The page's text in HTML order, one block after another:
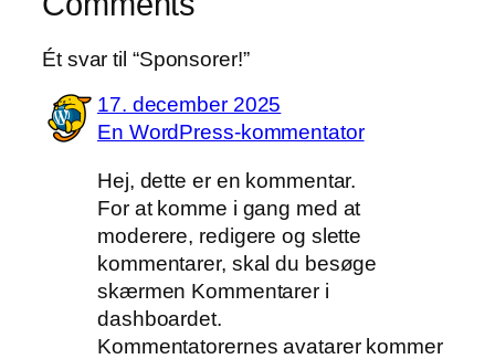
Ét svar til “Sponsorer!”
17. december 2025
En WordPress-kommentator
Hej, dette er en kommentar.
For at komme i gang med at
moderere, redigere og slette
kommentarer, skal du besøge
skærmen Kommentarer i
dashboardet.
Kommentatorernes avatarer kommer